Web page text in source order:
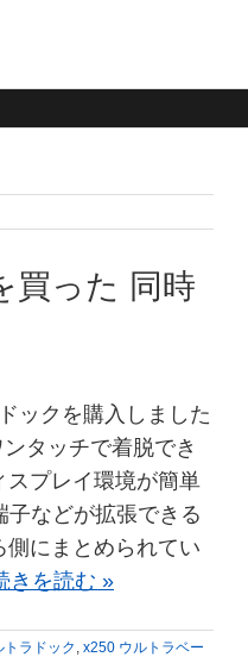
買った 同時
ックを購入しました
タッチで着脱でき
スプレイ環境が簡単
子などが拡張できる
にまとめられてい
きを読む »
ラドック x250 ウルトラベー